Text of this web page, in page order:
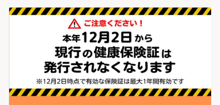
みなとの災害対応
広報誌（みんなのみなと）
寄付のご案内
ボランティア募集
横浜みなと赤十字病院奉仕団
よくあるご質問
セカンドオピニオン外来
外来担当医表・休診表
入院・面会のご案内
入院について
退院・お支払いについて
緩和ケア病棟への入院について
お見舞い・面会について
呼吸器内科
呼吸器外科
集中治療部
糖尿病内分泌内科
感染症科
血液内科
腎臓内科
膠原病リウマチ内科
精神科
小児科
患者さんのご紹介方法
救急患者さんのご紹介方法
検査の予約（高度医療機器共同利用）
みなと赤十字病院登録医について
地域医療機関向け広報誌「みなとからの風」
みなとセミナー（地域医療関係者向け研修）
採用情報TOP
みなとの採用理念
スタッフ紹介
数字で見るみなと
福利厚生
外来受診の方
入院・面会の方